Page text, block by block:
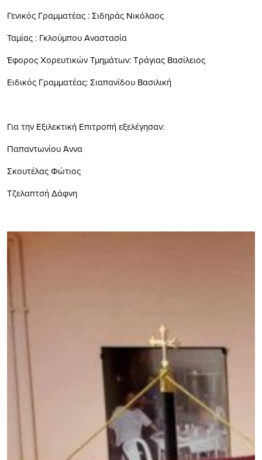
Γενικός Γραμματέας : Σιδηράς Νικόλαος
Ταμίας : Γκλούμπου Αναστασία
Έφορος Χορευτικών Τμημάτων: Τράγιας Βασίλειος
Ειδικός Γραμματέας: Σιαπανίδου Βασιλική
Για την Εξιλεκτική Επιτροπή εξελέγησαν:
Παπαντωνίου Άννα
Σκουτέλας Φώτιος
Τζελαπτσή Δάφνη